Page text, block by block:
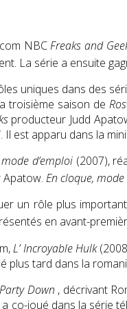
NBCFreaks and
La série a ensuite
uniques dans des
troisième saison de
producteur Judd
Il est apparu dans la
d’emploi(2007),
En cloque, mode
un rôle plus
en avant-
L’ Incroyable Hulk
plus tard dans la
Party Down , décrivant
a co-joué dans la série